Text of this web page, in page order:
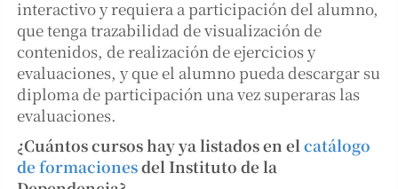
interactivo y requiera a participación del alumno,
que tenga trazabilidad de visualización de
contenidos, de realización de ejercicios y
evaluaciones, y que el alumno pueda descargar su
diploma de participación una vez superaras las
evaluaciones.
¿Cuántos cursos hay ya listados en elcatálogo
de formacionesdel Instituto de la